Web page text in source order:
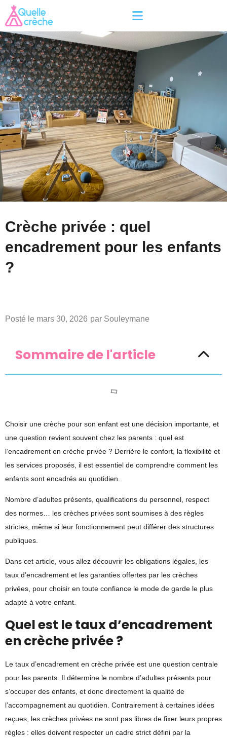
Crèche privée : quel
encadrement pour les enfants
?
Posté le mars 30, 2026 par Souleymane
Sommaire de l'article
Choisir une crèche pour son enfant est une décision importante, et
une question revient souvent chez les parents : quel est
l’encadrement en crèche privée ? Derrière le confort, la flexibilité et
les services proposés, il est essentiel de comprendre comment les
enfants sont encadrés au quotidien
Nombre d’adultes présents, qualifications du personnel, respect
des normes… les crèches privées sont soumises à des règles
strictes, même si leur fonctionnement peut différer des structures
publiques.
Dans cet article, vous allez découvrir les obligations légales, les
taux d’encadrement et les garanties offertes par les crèches
privées, pour choisir en toute confiance le mode de garde le plus
adapté à votre enfant.
Quel est le taux d’encadrement
en crèche privée ?
Le taux d’encadrement en crèche privée est une question centrale
pour les parents. Il détermine le nombre d’adultes présents pour
s’occuper des enfants, et donc directement la qualité de
l’accompagnement au quotidien. Contrairement à certaines idées
reçues, les crèches privées ne sont pas libres de fixer leurs propres
règles : elles doivent respecter un cadre strict défini par la